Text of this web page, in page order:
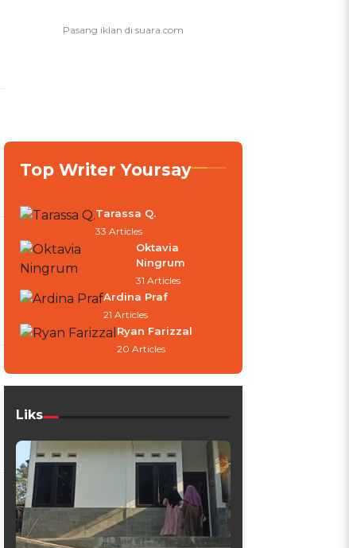
Top Writer Yoursay
Tarassa Q.
33 Articles
Oktavia
Ningrum
31 Articles
Ardina Praf
21 Articles
Ryan Farizzal
20 Articles
Liks